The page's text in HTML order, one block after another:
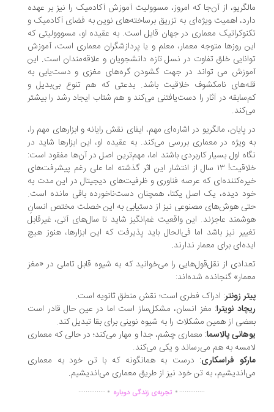
از آن‌جا که امروز، مسوولیت آموزش آکادمیک را نیز بر عهده
اهمیت ویژه‌ای به تزریق برساخته‌های نوین به فضای آکادمیک و
معماری در جهان قایل است. به عقیده او، مسووولیتی که
روزها متوجه معمار، معلم و یا پردازشگران معماری است، آموزش
خلق تفاوت در نسل تازه دانشجویان و علاقه‌مندان است. این
می تواند در جهت گشودن گره‌های مغزی و دست‌یابی به
نامکشوف خلاقیت باشد. بدعتی که هم تنوع بی‌بدیل و
در آثار را دست‌یافتنی می‌کند و هم شتاب ایجاد رشد را بیشتر
پایان، مالگریو در اشاره‌ای مهم، ایفای نقش رایانه و ابزارهای مهم را،
ویژه در معماری بررسی می‌کند. به عقیده او، این ابزارها شاید در
اول بسیار کاربردی باشند اما، مهم‌ترین اصل در آن‌ها مفقود است:
خلاقیت! ۱۳ سال از انتشار این اثر گذشته اما علی رغم پیشرفت‌های
که عرصه فناوری و ظرفیت‌های دیجیتال در این مدت به
دیده، یک اصل یکتا، همچنان دست‌ناخورده باقی مانده است.
هوش‌های مصنوعی نیز از دستیابی به این خصلت مختص انسانِ
عاجزند. این واقعیت غم‌انگیز شاید تا سال‌های آتی، غیرقابل
نیز باشد اما فی‌الحال باید پذیرفت که این ابزارها، هنوز هیچ
برای معمار ندارند.
از نقل‌قول‌هایی را می‌خوانید که به شیوه قابل‌ تاملی در «مغز
گنجانده شده‌اند:
زونتر: ادراک فطری است؛ نقش منطق ثانویه است.
نویترا: مغز انسان، مشکل‌ساز است اما در عین حال قادر است
از همین مشکلات را به شیوه نوینی برای بقا تبدیل کند.
پالاسما: معماری چشم، جدا و مهار می‌کند؛ در حالی که معماری
به هم می‌رساند و یکی می‌کند.
فراسکاری: درست به همانگونه که با تن خود به معماری
به تن خود نیز از طریق معماری می‌اندیشیم.
................تجربه‌ی زندگی دوباره ...............